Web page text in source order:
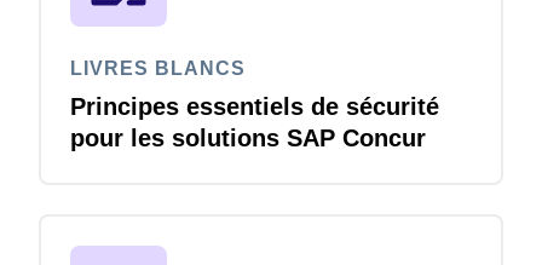
LIVRES BLANCS
Principes essentiels de sécurité
pour les solutions SAP Concur